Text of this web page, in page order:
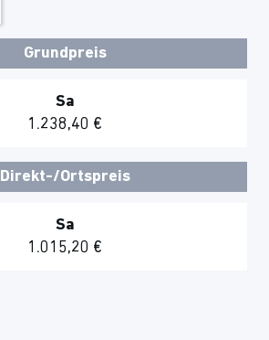
Grundpreis
Sa
1.238,40 €
Direkt-/Ortspreis
Sa
1.015,20 €